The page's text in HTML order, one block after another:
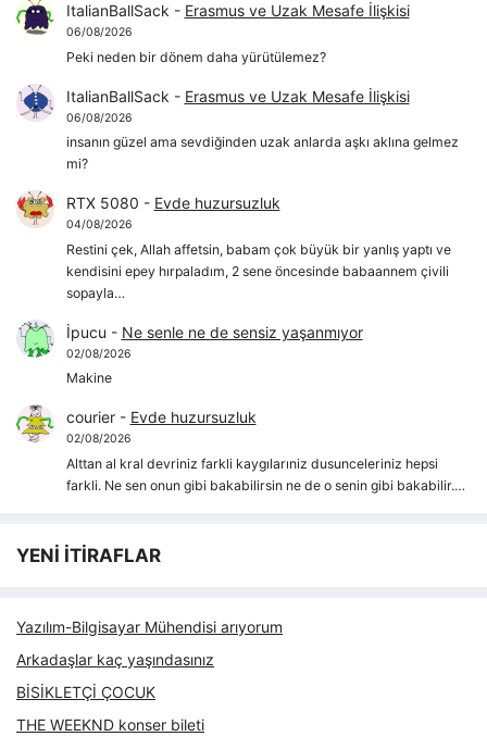
ItalianBallSack - Erasmus ve Uzak Mesafe İlişkisi
06/08/2026
Peki neden bir dönem daha yürütülemez?
ItalianBallSack - Erasmus ve Uzak Mesafe İlişkisi
06/08/2026
insanın güzel ama sevdiğinden uzak anlarda aşkı aklına gelmez
mi?
RTX 5080 - Evde huzursuzluk
04/08/2026
Restini çek, Allah affetsin, babam çok büyük bir yanlış yaptı ve
kendisini epey hırpaladım, 2 sene öncesinde babaannem çivili
sopayla…
İpucu - Ne senle ne de sensiz yaşanmıyor
02/08/2026
Makine
courier- Evde huzursuzluk
02/08/2026
Alttan al kral devriniz farkli kaygılarıniz dusunceleriniz hepsi
farkli. Ne sen onun gibi bakabilirsin ne de o senin gibi bakabilir.…
YENİ İTİRAFLAR
Yazılım-Bilgisayar Mühendisi arıyorum
Arkadaşlar kaç yaşındasınız
BİSİKLETÇİ ÇOCUK
THE WEEKND konser bileti